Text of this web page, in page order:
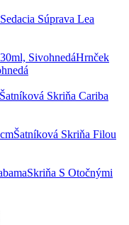
Sedacia Súprava Lea
Hrnček
Šatníková Skriňa Cariba
Šatníková Skriňa Filou
Skriňa S Otočnými